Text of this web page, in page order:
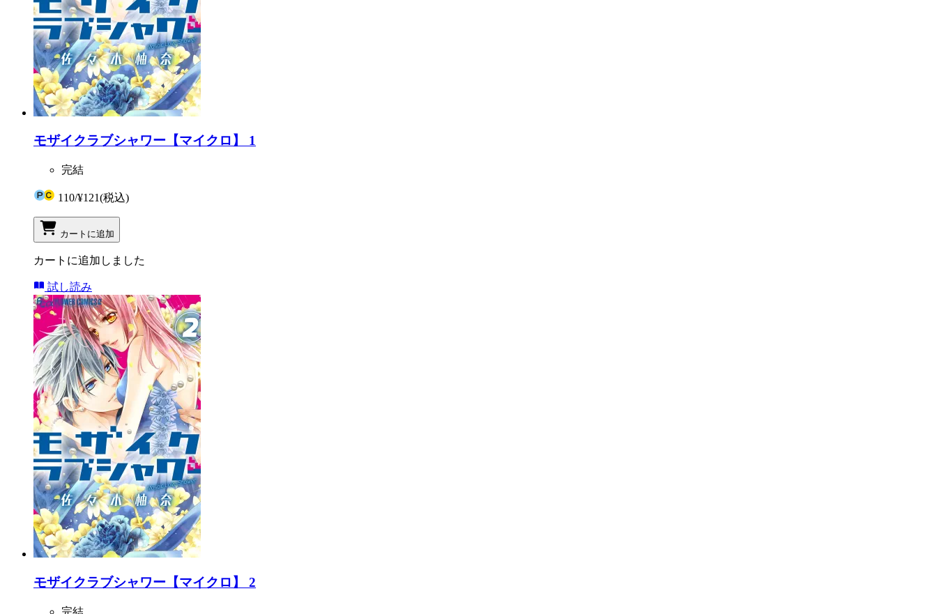
モザイクラブシャワー【マイクロ】 1
完結
110/¥121(税込)
カートに追加
カートに追加しました
試し読み
モザイクラブシャワー【マイクロ】 2
完結